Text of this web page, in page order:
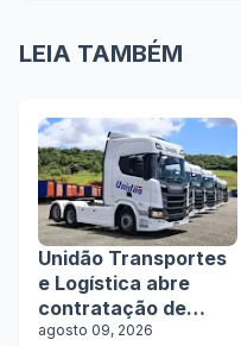
LEIA TAMBÉM
Unidão Transportes
e Logística abre
contratação de
motoristas com e
agosto 09, 2026